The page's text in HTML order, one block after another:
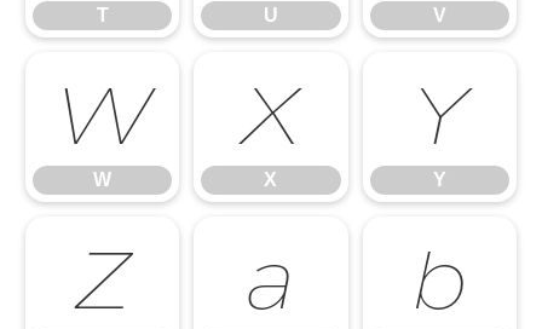
T U V
W
W
X
X
Y
Y
Z a b